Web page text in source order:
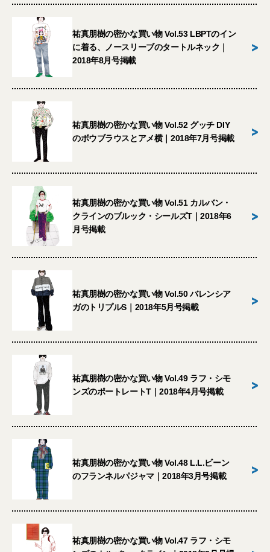
祐真朋樹の密かな買い物 Vol.53 LBPTのイン
に着る、ノースリーブのタートルネック｜
2018年8月号掲載
>
祐真朋樹の密かな買い物 Vol.52 グッチ DIY
のボウブラウスとアメ横｜2018年7月号掲載
>
祐真朋樹の密かな買い物 Vol.51 カルバン・
クラインのブルック・シールズT｜2018年6
月号掲載
>
祐真朋樹の密かな買い物 Vol.50 バレンシア
ガのトリプルS｜2018年5月号掲載
>
祐真朋樹の密かな買い物 Vol.49 ラフ・シモ
ンズのポートレートT｜2018年4月号掲載
>
祐真朋樹の密かな買い物 Vol.48 L.L.ビーン
のフランネルパジャマ｜2018年3月号掲載
>
祐真朋樹の密かな買い物 Vol.47 ラフ・シモ